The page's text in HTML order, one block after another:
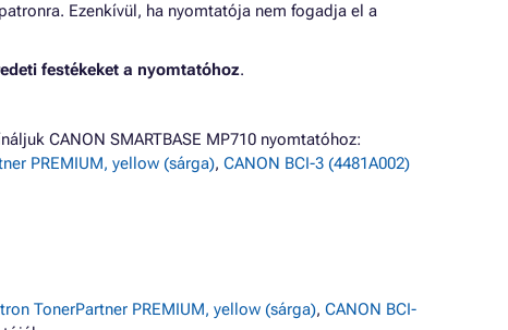
Ezenkívül, ha nyomtatója nem fogadja el a
festékeket a nyomtatóhoz.
CANON SMARTBASE MP710 nyomtatóhoz:
PREMIUM, yellow (sárga), CANON BCI-3 (4481A002)
TonerPartner PREMIUM, yellow (sárga), CANON BCI-